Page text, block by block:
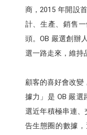
商，2015 年開設
計、生產、銷售
頭。OB 嚴選創辦
選一路走來，維持
顧客的喜好會改變
據力」是 OB 嚴選
選近年積極串連、
告生態圈的數據